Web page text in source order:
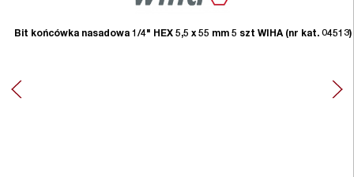
Bit końcówka nasadowa 1/4" HEX 5,5 x 55 mm 5 szt WIHA (nr kat. 04513)